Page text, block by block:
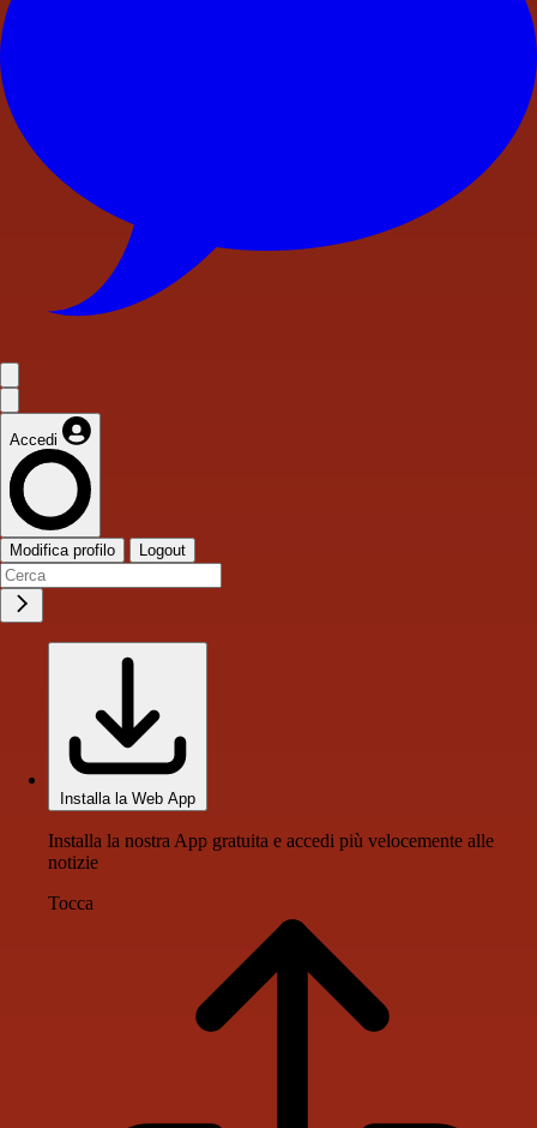
Accedi
Modifica profilo Logout
Installa la Web App
Installa la nostra App gratuita e accedi più velocemente alle
notizie
Tocca